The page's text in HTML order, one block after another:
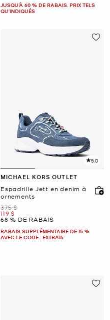
JUSQU’À 60 % DE RABAIS. PRIX TELS
QU'INDIQUÉS
5.0
MICHAEL KORS OUTLET
Espadrille Jett en denim à
ornements
était
375 $
maintenant
119 $
68 % DE RABAIS
RABAIS SUPPLÉMENTAIRE DE 15 %
AVEC LE CODE : EXTRA15